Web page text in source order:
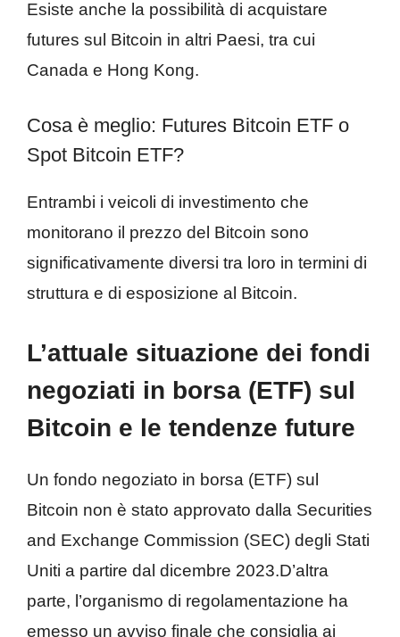
Esiste anche la possibilità di acquistare
futures sul Bitcoin in altri Paesi, tra cui
Canada e Hong Kong.
Cosa è meglio: Futures Bitcoin ETF o
Spot Bitcoin ETF?
Entrambi i veicoli di investimento che
monitorano il prezzo del Bitcoin sono
significativamente diversi tra loro in termini di
struttura e di esposizione al Bitcoin.
L’attuale situazione dei fondi
negoziati in borsa (ETF) sul
Bitcoin e le tendenze future
Un fondo negoziato in borsa (ETF) sul
Bitcoin non è stato approvato dalla Securities
and Exchange Commission (SEC) degli Stati
Uniti a partire dal dicembre 2023.D’altra
parte, l’organismo di regolamentazione ha
emesso un avviso finale che consiglia ai